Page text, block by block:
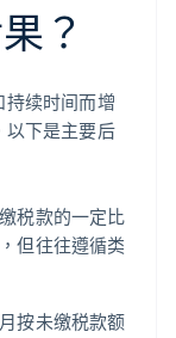
？
续时间而增
以下是主要后
税款的一定比
但往往遵循类
按未缴税款额